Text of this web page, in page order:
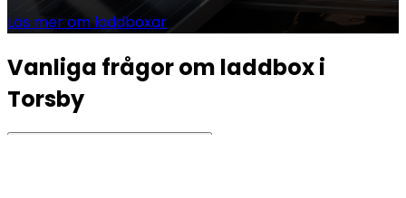
Läs mer om laddboxar
Vanliga frågor om laddbox i
Torsby